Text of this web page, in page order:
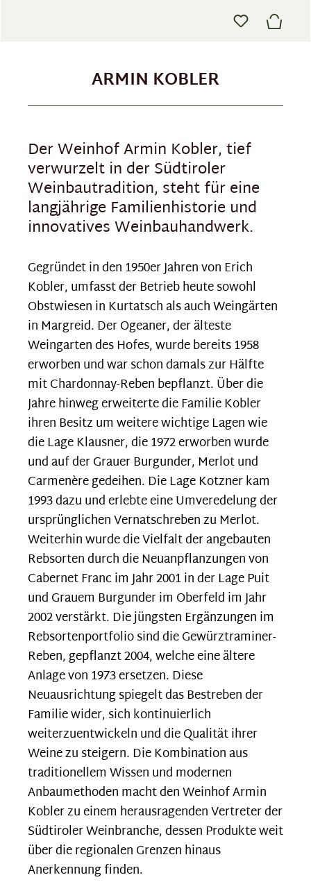
ARMIN KOBLER
Der Weinhof Armin Kobler, tief
verwurzelt in der Südtiroler
Weinbautradition, steht für eine
langjährige Familienhistorie und
innovatives Weinbauhandwerk.
Gegründet in den 1950er Jahren von Erich
Kobler, umfasst der Betrieb heute sowohl
Obstwiesen in Kurtatsch als auch Weingärten
in Margreid. Der Ogeaner, der älteste
Weingarten des Hofes, wurde bereits 1958
erworben und war schon damals zur Hälfte
mit Chardonnay-Reben bepflanzt. Über die
Jahre hinweg erweiterte die Familie Kobler
ihren Besitz um weitere wichtige Lagen wie
die Lage Klausner, die 1972 erworben wurde
und auf der Grauer Burgunder, Merlot und
Carmenère gedeihen. Die Lage Kotzner kam
1993 dazu und erlebte eine Umveredelung der
ursprünglichen Vernatschreben zu Merlot.
Weiterhin wurde die Vielfalt der angebauten
Rebsorten durch die Neuanpflanzungen von
Cabernet Franc im Jahr 2001 in der Lage Puit
und Grauem Burgunder im Oberfeld im Jahr
2002 verstärkt. Die jüngsten Ergänzungen im
Rebsortenportfolio sind die Gewürztraminer-
Reben, gepflanzt 2004, welche eine ältere
Anlage von 1973 ersetzen. Diese
Neuausrichtung spiegelt das Bestreben der
Familie wider, sich kontinuierlich
weiterzuentwickeln und die Qualität ihrer
Weine zu steigern. Die Kombination aus
traditionellem Wissen und modernen
Anbaumethoden macht den Weinhof Armin
Kobler zu einem herausragenden Vertreter der
Südtiroler Weinbranche, dessen Produkte weit
über die regionalen Grenzen hinaus
Anerkennung finden.